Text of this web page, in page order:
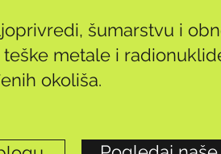
šumarstvu i
metale i
okoliša.